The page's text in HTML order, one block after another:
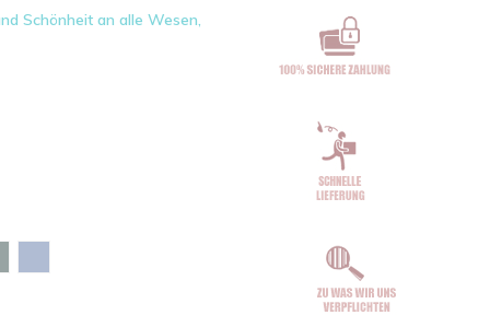
Schönheit an alle Wesen,